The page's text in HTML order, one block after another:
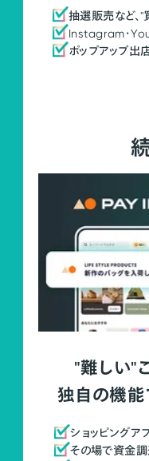
抽選販売など、"
Instagram・
ポップアップ出
"難しい"
独自の機能
ショッピングア
その場で資金調